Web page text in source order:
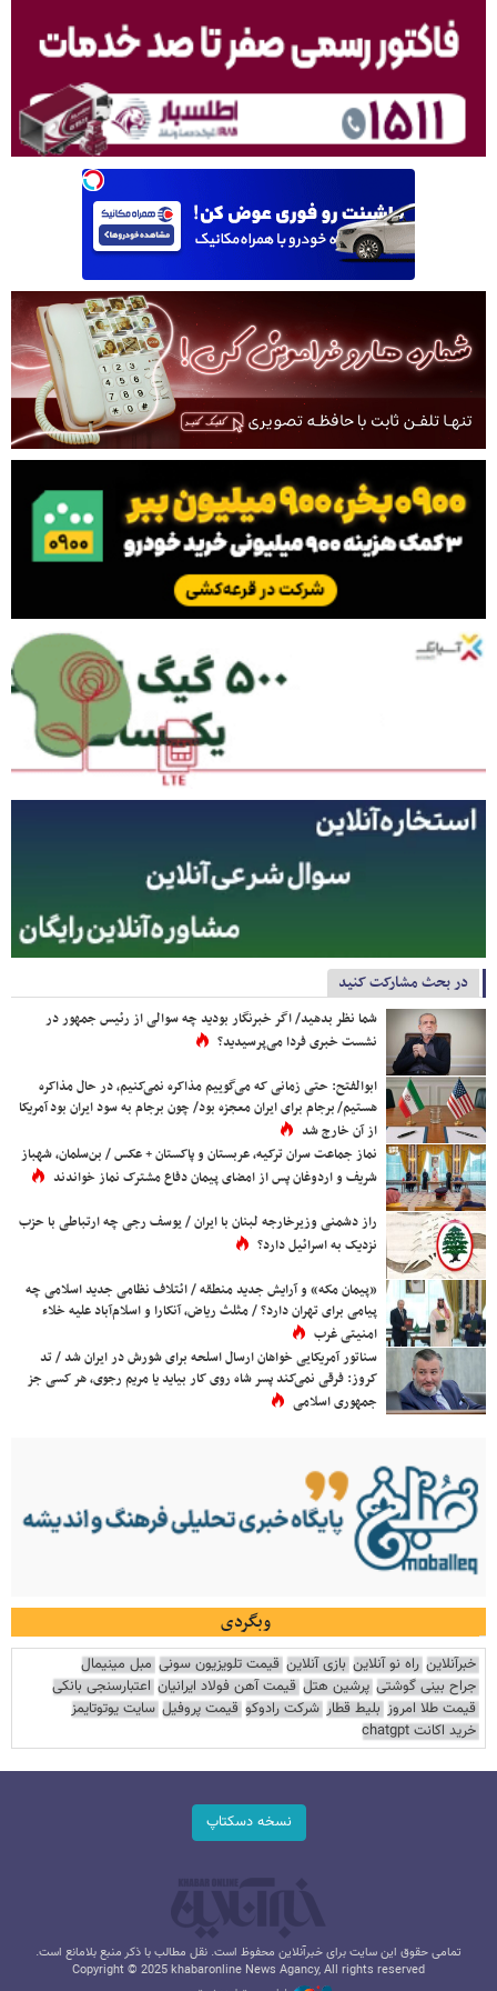
در بحث مشارکت کنید
شما نظر بدهید/ اگر خبرنگار بودید چه سوالی از رئیس جمهور در
نشست خبری فردا می‌پرسیدید؟
ابوالفتح: حتی زمانی که می‌گوییم مذاکره نمی‌کنیم، در حال مذاکره
هستیم/ برجام برای ایران معجزه بود/ چون برجام به سود ایران بود آمریکا
از آن خارج شد
نماز جماعت سران ترکیه، عربستان و پاکستان + عکس / بن‌سلمان، شهباز
شریف و اردوغان پس از امضای پیمان دفاع مشترک نماز خواندند
راز دشمنی وزیرخارجه لبنان با ایران / یوسف رجی چه ارتباطی با حزب
نزدیک به اسرائیل دارد؟
«پیمان مکه» و آرایش جدید منطقه / ائتلاف نظامی جدید اسلامی چه
پیامی برای تهران دارد؟ / مثلث ریاض، آنکارا و اسلام‌آباد علیه خلاء
امنیتی غرب
سناتور آمریکایی خواهان ارسال اسلحه برای شورش در ایران شد / تد
کروز: فرقی نمی‌کند پسر شاه روی کار بیاید یا مریم رجوی، هر کسی جز
جمهوری اسلامی
وبگردی
خبرآنلاین راه نو آنلاین بازی آنلاین قیمت تلویزیون سونی مبل مینیمال
جراح بینی گوشتی پرشین هتل قیمت آهن فولاد ایرانیان اعتبارسنجی بانکی
قیمت طلا امروز بلیط قطار شرکت رادوکو قیمت پروفیل سایت یوتوتایمز
خرید اکانت chatgpt
نسخه دسکتاپ
تمامی حقوق این سایت برای خبرآنلاین محفوظ است. نقل مطالب با ذکر منبع بلامانع است.
Copyright © 2025 khabaronline News Agancy, All rights reserved